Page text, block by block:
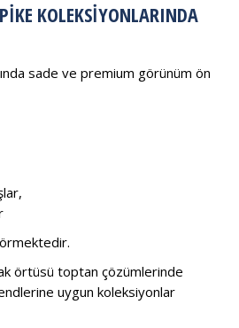
KOLEKSIYONLARINDA
sade ve premium görünüm ön
örtüsü toptan çözümlerinde
uygun koleksiyonlar